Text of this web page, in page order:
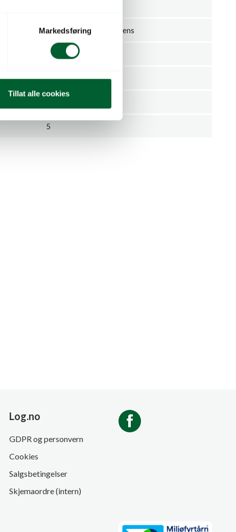
Markedsføring
Tillat alle cookies
Heliotropium arborescens
Vanilla
Stykk
5
Log.no
GDPR og personvern
Cookies
Salgsbetingelser
Skjemaordre (intern)